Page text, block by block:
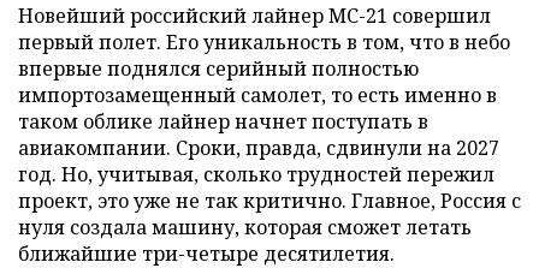
Новейший российский лайнер МС-21 совершил
первый полет. Его уникальность в том, что в небо
впервые поднялся серийный полностью
импортозамещенный самолет, то есть именно в
таком облике лайнер начнет поступать в
авиакомпании. Сроки, правда, сдвинули на 2027
год. Но, учитывая, сколько трудностей пережил
проект, это уже не так критично. Главное, Россия с
нуля создала машину, которая сможет летать
ближайшие три-четыре десятилетия.